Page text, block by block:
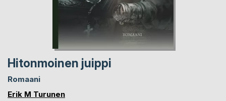
Hitonmoinen juippi
Romaani
Erik M Turunen